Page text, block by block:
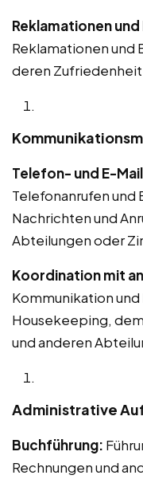
Reklamationen
Reklamationen und
deren
Telefon- und E-
Telefonanrufen und
Nachrichten und
Abteilungen oder
Koordination mit
Kommunikation
Housekeeping,
und anderen
Administrative
Buchführung:
Rechnungen und